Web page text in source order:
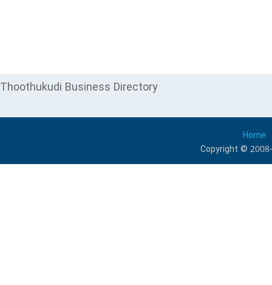
Thoothukudi Business Directory
Home
Copyright ©